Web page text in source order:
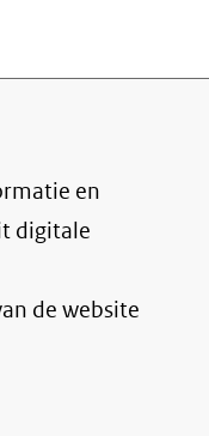
digitale
de website